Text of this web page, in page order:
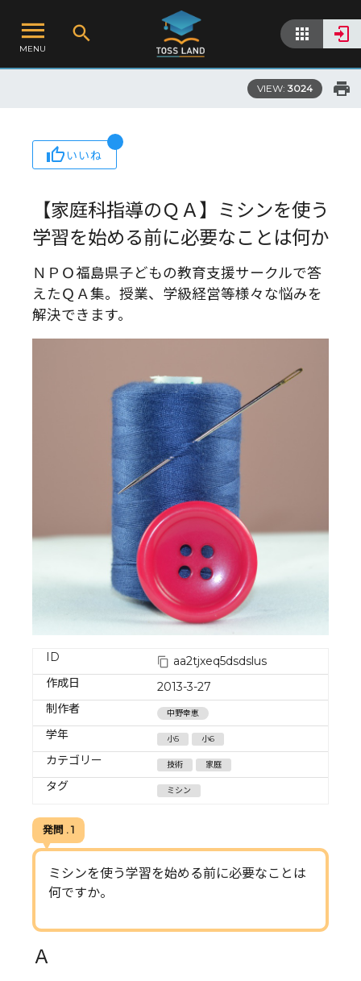
MENU
VIEW: 3024
いいね
【家庭科指導のＱＡ】ミシンを使う
学習を始める前に必要なことは何か
ＮＰＯ福島県子どもの教育支援サークルで答
えたＱＡ集。授業、学級経営等様々な悩みを
解決できます。
ID
aa2tjxeq5dsdslus
作成日
2013-3-27
制作者
中野幸恵
学年 小5 小6
カテゴリー 技術 家庭
タグ ミシン
発問 . 1
ミシンを使う学習を始める前に必要なことは
何ですか。
Ａ